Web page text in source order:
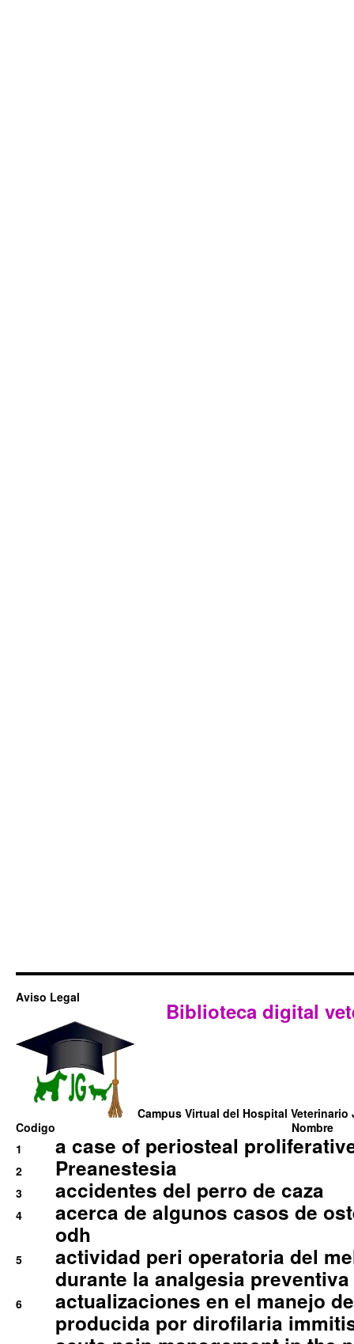
Aviso Legal
Biblioteca digital
Campus Virtual del Hospital Veterinario
Codigo
Nombre
1
a case of periosteal
2 Preanestesia
3 accidentes del perro de caza
4
acerca de algunos casos de
odh
5
actividad peri operatoria del
durante la analgesia
6
actualizaciones en el manejo
producida por dirofilaria